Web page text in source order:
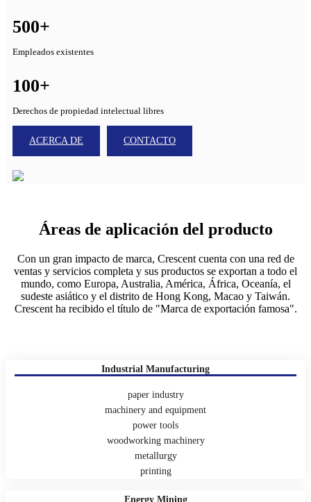
500+
Empleados existentes
100+
Derechos de propiedad intelectual libres
ACERCA DE CONTACTO
Áreas de aplicación del producto
Con un gran impacto de marca, Crescent cuenta con una red de
ventas y servicios completa y sus productos se exportan a todo el
mundo, como Europa, Australia, América, África, Oceanía, el
sudeste asiático y el distrito de Hong Kong, Macao y Taiwán.
Crescent ha recibido el título de "Marca de exportación famosa".
Industrial Manufacturing
paper industry
machinery and equipment
power tools
woodworking machinery
metallurgy
printing
Energy Mining